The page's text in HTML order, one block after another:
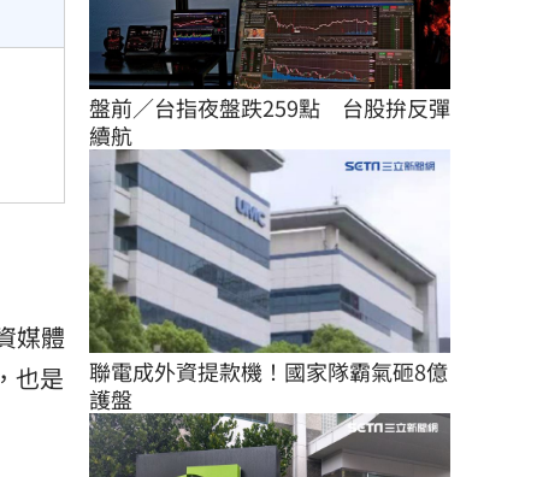
媒體
也是
盤前／台指夜盤跌259點　台股拚反彈
續航
聯電成外資提款機！國家隊霸氣砸8億
護盤